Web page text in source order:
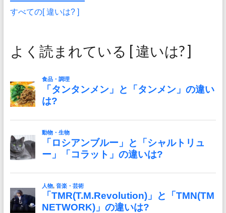
すべての[ 違いは? ]
よく読まれている [ 違いは? ]